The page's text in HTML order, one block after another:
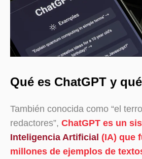
Qué es ChatGPT y
También conocida como “el
redactores”, ChatGPT es un
Inteligencia Artificial (IA) que
millones de ejemplos de